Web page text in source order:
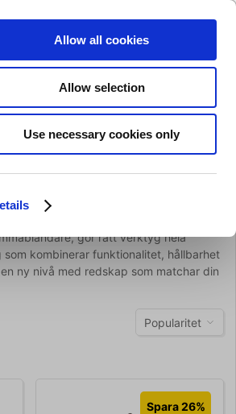
Allow all cookies
Allow selection
Use necessary cookies only
Kundvagn (0)
Erbjurdanden Brands
gör rätt verktyg hela
kombinerar funktionalitet, hållbarhet
ny nivå med redskap som matchar din
Popularitet
Spara 26%